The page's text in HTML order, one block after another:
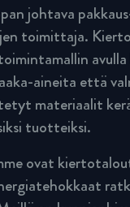
johtava
toimittaja.
aineita että
materiaalit
tuotteiksi.
ovat